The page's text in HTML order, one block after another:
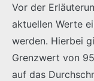
Vor der
aktuellen Werte
werden. Hierbei
Grenzwert von
auf das